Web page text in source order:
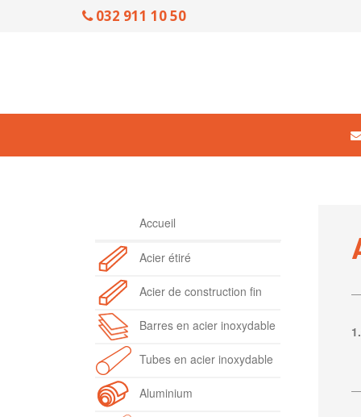
032 911 10 50
Accueil
Acier étiré
Acier de construction fin
Barres en acier inoxydable
Tubes en acier inoxydable
Aluminium